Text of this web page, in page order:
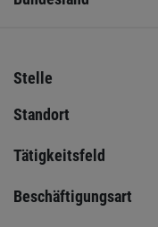
Stelle
Standort
Tätigkeitsfeld
Beschäftigungsart